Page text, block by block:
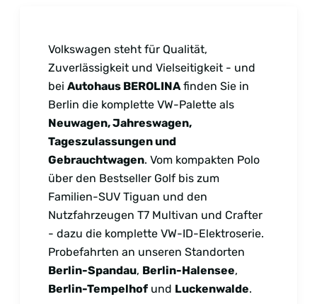
Volkswagen steht für Qualität,
Zuverlässigkeit und Vielseitigkeit - und
bei Autohaus BEROLINA finden Sie in
Berlin die komplette VW-Palette als
Neuwagen, Jahreswagen,
Tageszulassungen und
Gebrauchtwagen. Vom kompakten Polo
über den Bestseller Golf bis zum
Familien-SUV Tiguan und den
Nutzfahrzeugen T7 Multivan und Crafter
- dazu die komplette VW-ID-Elektroserie.
Probefahrten an unseren Standorten
Berlin-Spandau, Berlin-Halensee,
Berlin-Tempelhof und Luckenwalde.